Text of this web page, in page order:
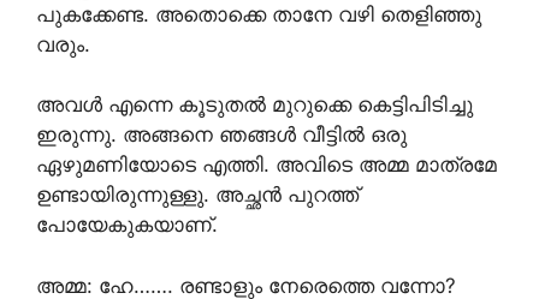
പുകക്കേണ്ട. അതൊക്കെ താനേ വഴി തെളിഞ്ഞു
വരും.
അവൾ എന്നെ കൂടുതൽ മുറുക്കെ കെട്ടിപിടിച്ചു
ഇരുന്നു. അങ്ങനെ ഞങ്ങൾ വീട്ടിൽ ഒരു
ഏഴുമണിയോടെ എത്തി. അവിടെ അമ്മ മാത്രമേ
ഉണ്ടായിരുന്നുള്ളു. അച്ഛൻ പുറത്ത്
പോയേകുകയാണ്.
അമ്മ: ഹേ……. രണ്ടാളും നേരെത്തെ വന്നോ?